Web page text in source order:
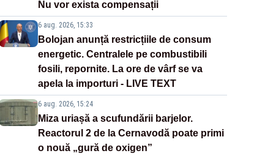
Nu vor exista compensații
6 aug. 2026, 15:33
Bolojan anunță restricțiile de consum
energetic. Centralele pe combustibili
fosili, repornite. La ore de vârf se va
apela la importuri - LIVE TEXT
6 aug. 2026, 15:24
Miza uriașă a scufundării barjelor.
Reactorul 2 de la Cernavodă poate primi
o nouă „gură de oxigen”